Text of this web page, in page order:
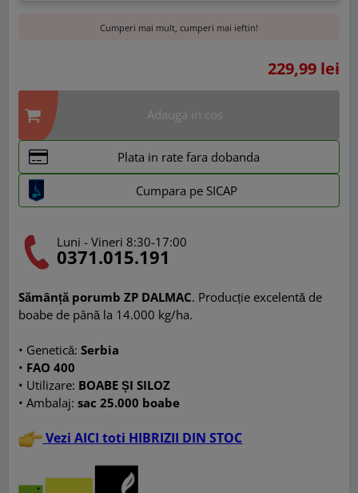
Cumperi mai mult, cumperi mai ieftin!
229,99 lei
Adauga in cos
Plata in rate fara dobanda
Cumpara pe SICAP
Luni - Vineri 8:30-17:00
0371.015.191
Sămânță porumb ZP DALMAC. Producție excelentă de
boabe de până la 14.000 kg/ha.
• Genetică:Serbia
• FAO 400
• Utilizare: BOABE ȘI SILOZ
•Ambalaj:sac 25.000 boabe
Vezi AICI toti HIBRIZII DIN STOC